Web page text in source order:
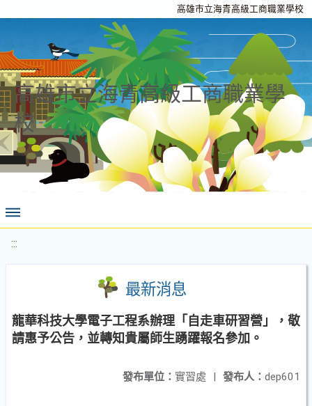
高雄市立海青高級工商職業學校
高雄市立海青高級工商職業學
校
:::
最新消息
龍華科技大學電子工程系辦理「自走車研習營」，敬
請惠予公告，並轉知貴屬師生踴躍報名參加。
發布人： dep601
發布單位： 實習處 |